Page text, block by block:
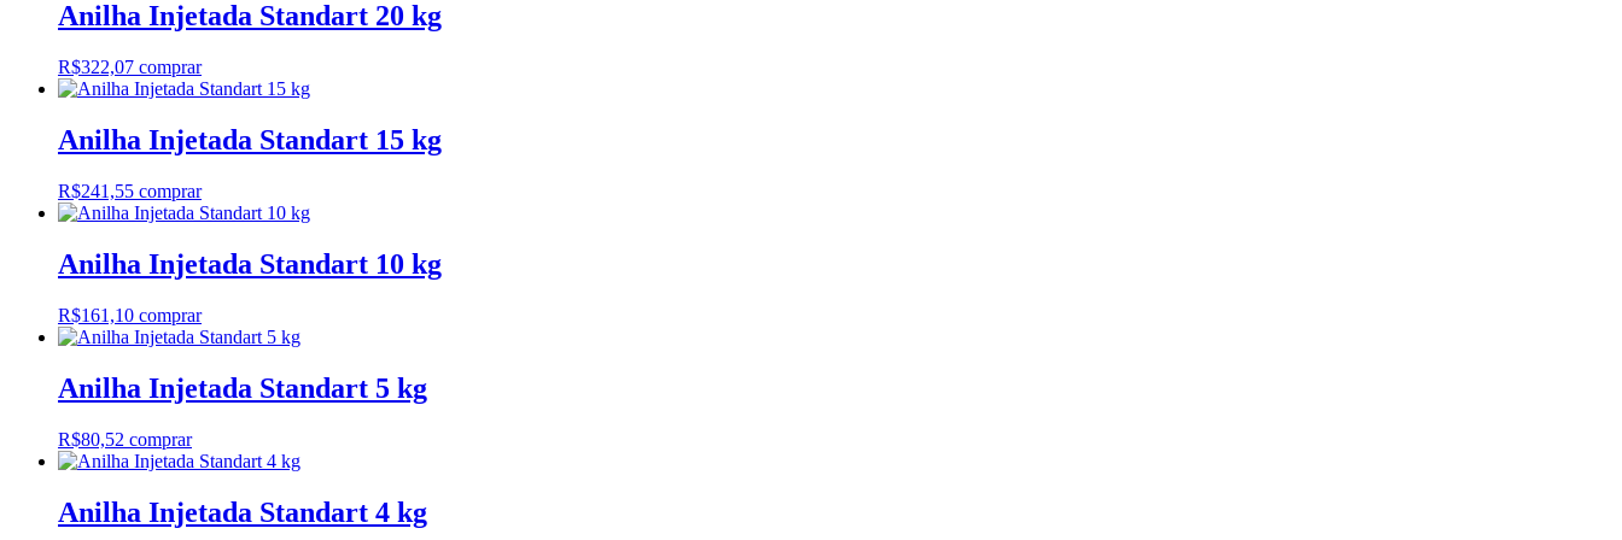
Anilha Injetada Standart 20 kg
R$322,07 comprar
Anilha Injetada Standart 15 kg
R$241,55 comprar
Anilha Injetada Standart 10 kg
R$161,10 comprar
Anilha Injetada Standart 5 kg
R$80,52 comprar
Anilha Injetada Standart 4 kg